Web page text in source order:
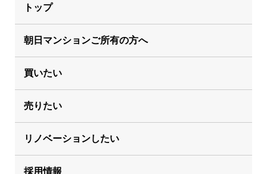
トップ
朝日マンションご所有の方へ
買いたい
売りたい
リノベーションしたい
採用情報